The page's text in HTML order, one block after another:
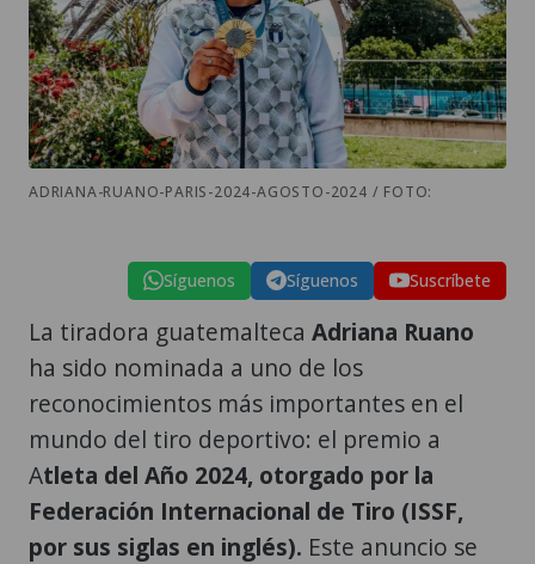
ADRIANA-RUANO-PARIS-2024-AGOSTO-2024 / FOTO:
Síguenos Síguenos Suscríbete
La tiradora guatemalteca Adriana Ruano
ha sido nominada a uno de los
reconocimientos más importantes en el
mundo del tiro deportivo: el premio a
Atleta del Año 2024, otorgado por la
Federación Internacional de Tiro (ISSF,
por sus siglas en inglés). Este anuncio se